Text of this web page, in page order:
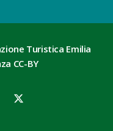
Turistica Emilia
CC-BY